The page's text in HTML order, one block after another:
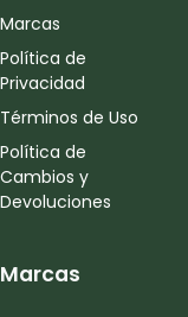
Marcas
Política de
Privacidad
Términos de Uso
Política de
Cambios y
Devoluciones
Marcas